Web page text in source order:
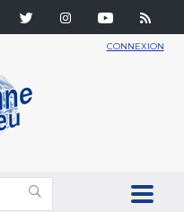
CONNEXION